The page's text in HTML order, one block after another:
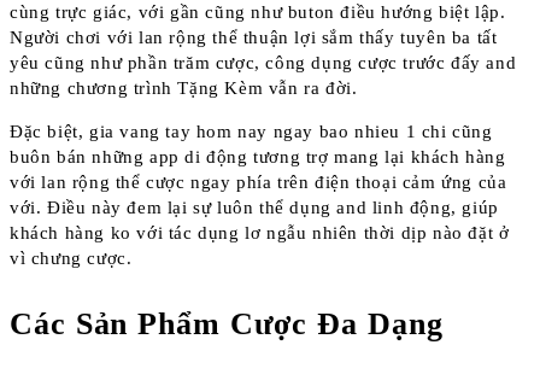
cùng trực giác, với gần cũng như buton điều hướng biệt lập.
Người chơi với lan rộng thể thuận lợi sắm thấy tuyên ba tất
yêu cũng như phần trăm cược, công dụng cược trước đấy and
những chương trình Tặng Kèm vẫn ra đời.
Đặc biệt, gia vang tay hom nay ngay bao nhieu 1 chi cũng
buôn bán những app di động tương trợ mang lại khách hàng
với lan rộng thể cược ngay phía trên điện thoại cảm ứng của
với. Điều này đem lại sự luôn thể dụng and linh động, giúp
khách hàng ko với tác dụng lơ ngẫu nhiên thời dịp nào đặt ở
vì chưng cược.
Các Sản Phẩm Cược Đa Dạng